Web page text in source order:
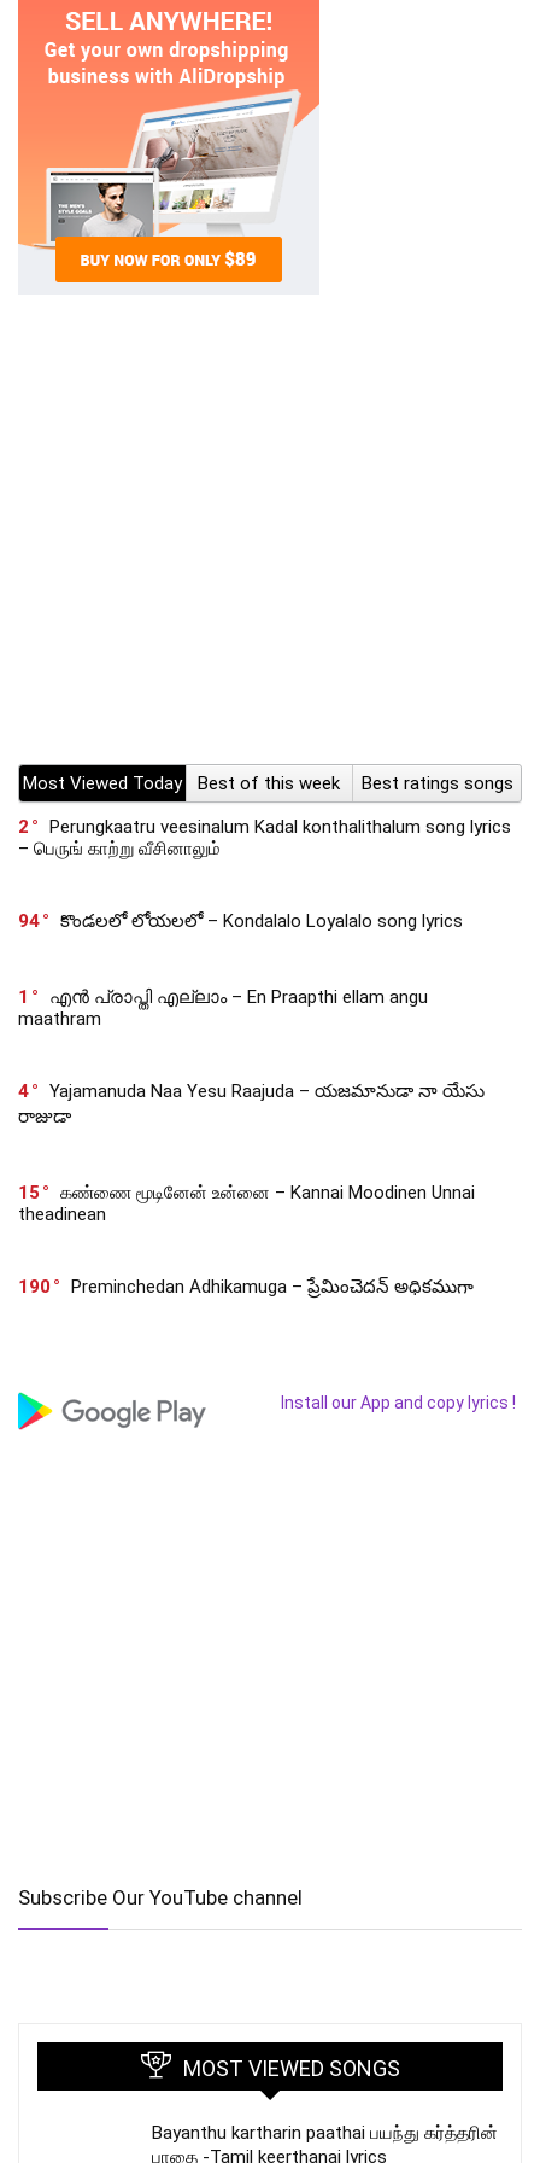
Most Viewed Today Best of this week
Best ratings songs
2
Perungkaatru veesinalum Kadal konthalithalum song lyrics
– பெருங் காற்று வீசினாலும்
94 కొండలలో లోయలలో – Kondalalo Loyalalo song lyrics
1
എൻ പ്രാപ്തി എല്ലാം – En Praapthi ellam angu
maathram
4
Yajamanuda Naa Yesu Raajuda – యజమానుడా నా యేసు
రాజుడా
15
கண்ணை மூடினேன் உன்னை – Kannai Moodinen Unnai
theadinean
190 Preminchedan Adhikamuga – ప్రేమించెదన్ అధికముగా
Install our App and copy lyrics !
Subscribe Our YouTube channel
MOST VIEWED SONGS
Bayanthu kartharin paathai பயந்து கர்த்தரின்
பாதை -Tamil keerthanai lyrics